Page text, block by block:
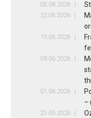
03.08.2026
22.06.2026
15.06.2026
09.06.2026
01.06.2026
–
21.05.2026